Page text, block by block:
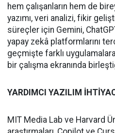
hem çalışanların hem de
yazımı, veri analizi, fikir
süreçler için Gemini,
yapay zekâ platformlarını
geçmişte farklı
bir çalışma ekranında
YARDIMCI YAZILIM
MIT Media Lab ve Harvard